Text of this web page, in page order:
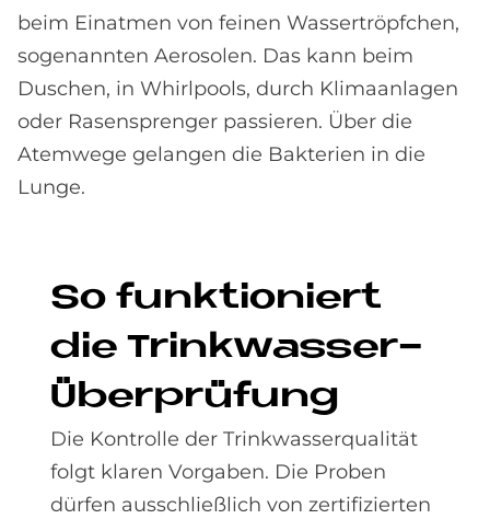
beim Einatmen von feinen Wassertröpfchen,
sogenannten Aerosolen. Das kann beim
Duschen, in Whirlpools, durch Klimaanlagen
oder Rasensprenger passieren. Über die
Atemwege gelangen die Bakterien in die
Lunge.
So funk­tio­niert
die Trink­was­ser-
Über­prü­fung
Die Kontrolle der Trinkwasserqualität
folgt klaren Vorgaben. Die Proben
dürfen ausschließlich von zertifizierten